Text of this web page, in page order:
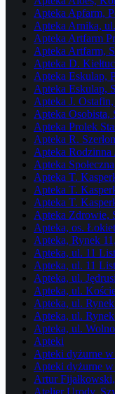
Apteka Apfarm,
Apteka Arnika,
Apteka Artfarm
Apteka Artfarm,
Apteka D.
Apteka Eskulap,
Apteka Eskulap,
Apteka J.
Apteka Osobista,
Apteka Prolek
Apteka R.
Apteka
Apteka
Apteka T.
Apteka T.
Apteka T.
Apteka Zdrowie,
Apteka, os.
Apteka, Rynek
Apteka, ul. 11
Apteka, ul. 11
Apteka, ul.
Apteka, ul.
Apteka, ul.
Apteka, ul.
Apteka, ul.
Apteki
Apteki dyżurne w
Apteki dyżurne w
Artur
Atelier Urody,